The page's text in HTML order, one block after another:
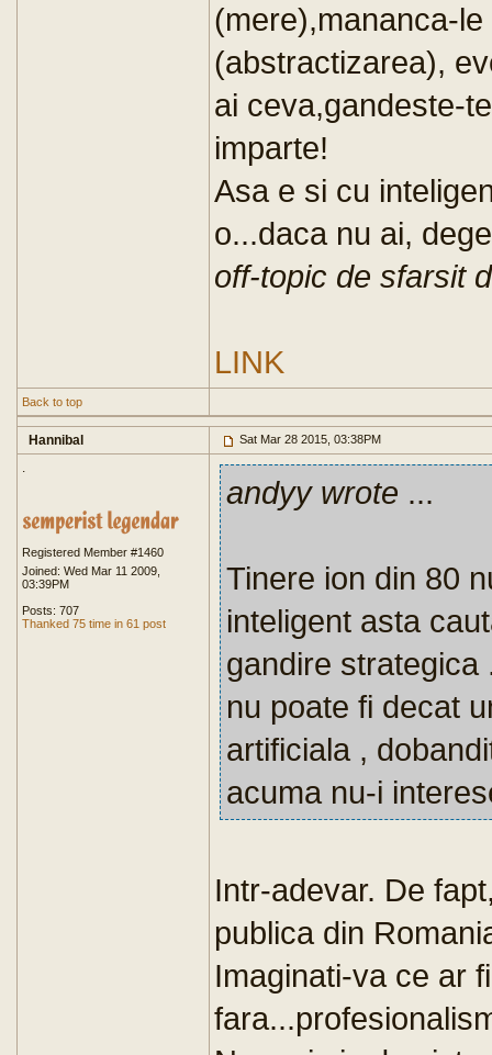
(mere),mananca-
(abstractizarea),
ai ceva,gandeste-
imparte!
Asa e si cu
o...daca nu ai,
off-topic de sfarsit
LINK
Back to top
Hannibal Sat Mar 28 2015, 03:38PM
.
Registered Member #1460
Joined: Wed Mar 11 2009,
03:39PM
Posts: 707
Thanked 75 time in 61 post
andyy wrote ...
Tinere ion din 80
inteligent asta
gandire strategica
nu poate fi decat
artificiala ,
acuma nu-i
Intr-adevar. De
publica din
Imaginati-va ce ar